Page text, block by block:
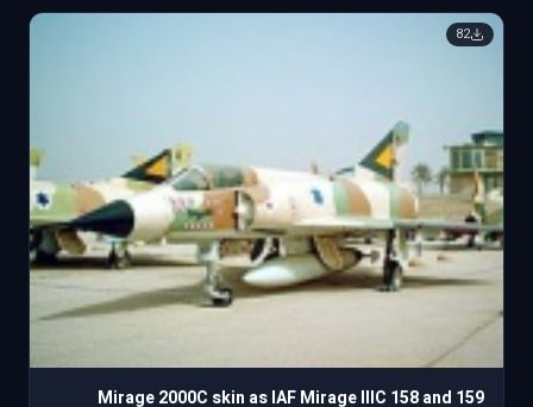
82
Mirage 2000C skin as IAF Mirage IIIC 158 and 159